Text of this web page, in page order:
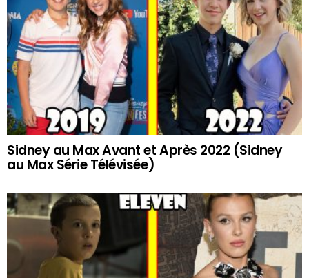
Sidney au Max Avant et Après 2022 (Sidney
au Max Série Télévisée)